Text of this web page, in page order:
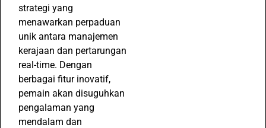
strategi yang
menawarkan perpaduan
unik antara manajemen
kerajaan dan pertarungan
real-time. Dengan
berbagai fitur inovatif,
pemain akan disuguhkan
pengalaman yang
mendalam dan